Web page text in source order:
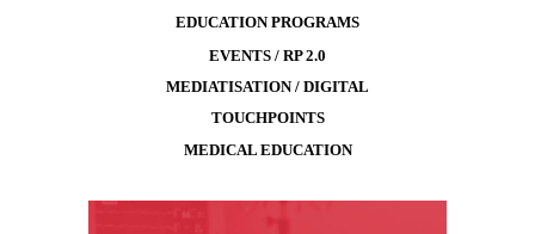
EDUCATION PROGRAMS
EVENTS / RP 2.0
MEDIATISATION / DIGITAL
TOUCHPOINTS
MEDICAL EDUCATION